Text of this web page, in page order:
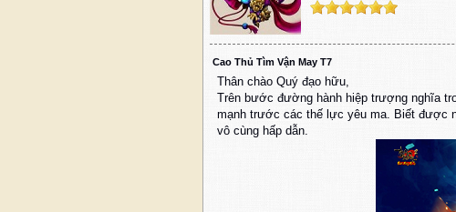
Cao Thủ Tìm Vận May T7
Thân chào Quý đạo hữu,
Trên bước đường hành hiệp trượng nghĩa
mạnh trước các thế lực yêu ma. Biết được
vô cùng hấp dẫn.